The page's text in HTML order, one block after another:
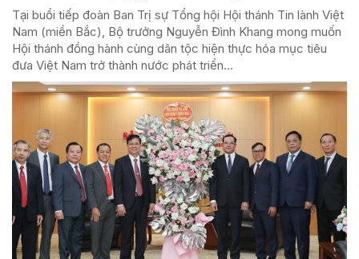
Tại buổi tiếp đoàn Ban Trị sự Tổng hội Hội thánh Tin lành Việt
Nam (miền Bắc), Bộ trưởng Nguyễn Đình Khang mong muốn
Hội thánh đồng hành cùng dân tộc hiện thực hóa mục tiêu
đưa Việt Nam trở thành nước phát triển...